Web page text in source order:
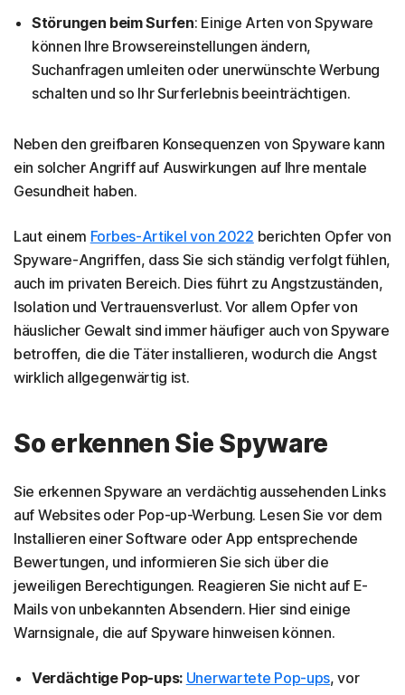
Störungen beim Surfen: Einige Arten von Spyware
können Ihre Browsereinstellungen ändern,
Suchanfragen umleiten oder unerwünschte Werbung
schalten und so Ihr Surferlebnis beeinträchtigen.
Neben den greifbaren Konsequenzen von Spyware kann
ein solcher Angriff auf Auswirkungen auf Ihre mentale
Gesundheit haben.
Laut einem Forbes-Artikel von 2022 berichten Opfer von
Spyware-Angriffen, dass Sie sich ständig verfolgt fühlen,
auch im privaten Bereich. Dies führt zu Angstzuständen,
Isolation und Vertrauensverlust. Vor allem Opfer von
häuslicher Gewalt sind immer häufiger auch von Spyware
betroffen, die die Täter installieren, wodurch die Angst
wirklich allgegenwärtig ist.
So erkennen Sie Spyware
Sie erkennen Spyware an verdächtig aussehenden Links
auf Websites oder Pop-up-Werbung. Lesen Sie vor dem
Installieren einer Software oder App entsprechende
Bewertungen, und informieren Sie sich über die
jeweiligen Berechtigungen. Reagieren Sie nicht auf E-
Mails von unbekannten Absendern. Hier sind einige
Warnsignale, die auf Spyware hinweisen können.
Verdächtige Pop-ups: Unerwartete Pop-ups, vor